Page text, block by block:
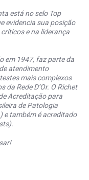
está no selo Top
evidencia sua posição
e na liderança
em 1947, faz parte da
atendimento
mais complexos
Rede D’Or. O Richet
Acreditação para
de Patologia
e também é acreditado